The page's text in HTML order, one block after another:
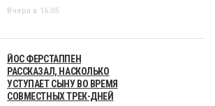
Вчера в 16:05
ЙОС ФЕРСТАППЕН
РАССКАЗАЛ, НАСКОЛЬКО
УСТУПАЕТ СЫНУ ВО ВРЕМЯ
СОВМЕСТНЫХ ТРЕК-ДНЕЙ